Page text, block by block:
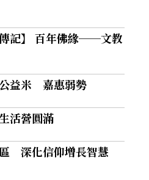
傳記】 百年佛緣──文教
益米 嘉惠弱勢
活營圓滿
深化信仰增長智慧